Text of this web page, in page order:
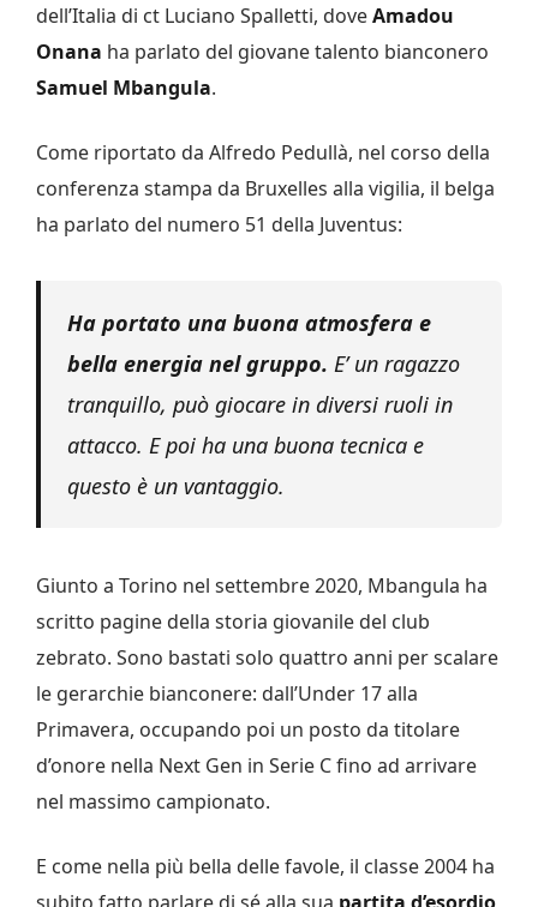
dell’Italia di ct Luciano Spalletti, doveAmadou
Onana ha parlato del giovane talento bianconero
Samuel Mbangula.
Come riportato da Alfredo Pedullà, nel corso della
conferenza stampa da Bruxelles alla vigilia, il belga
ha parlato del numero 51 della Juventus:
Ha portato una buona atmosfera e
bella energia nel gruppo. E’ un ragazzo
tranquillo, può giocare in diversi ruoli in
attacco. E poi ha una buona tecnica e
questo è un vantaggio.
Giunto a Torino nel settembre 2020, Mbangula ha
scritto pagine della storia giovanile del club
zebrato. Sono bastati solo quattro anni per scalare
le gerarchie bianconere: dall’Under 17 alla
Primavera, occupando poi un posto da titolare
d’onore nella Next Gen in Serie C fino ad arrivare
nel massimo campionato.
E come nella più bella delle favole, il classe 2004 ha
subito fatto parlare di sé alla sua partita d’esordio